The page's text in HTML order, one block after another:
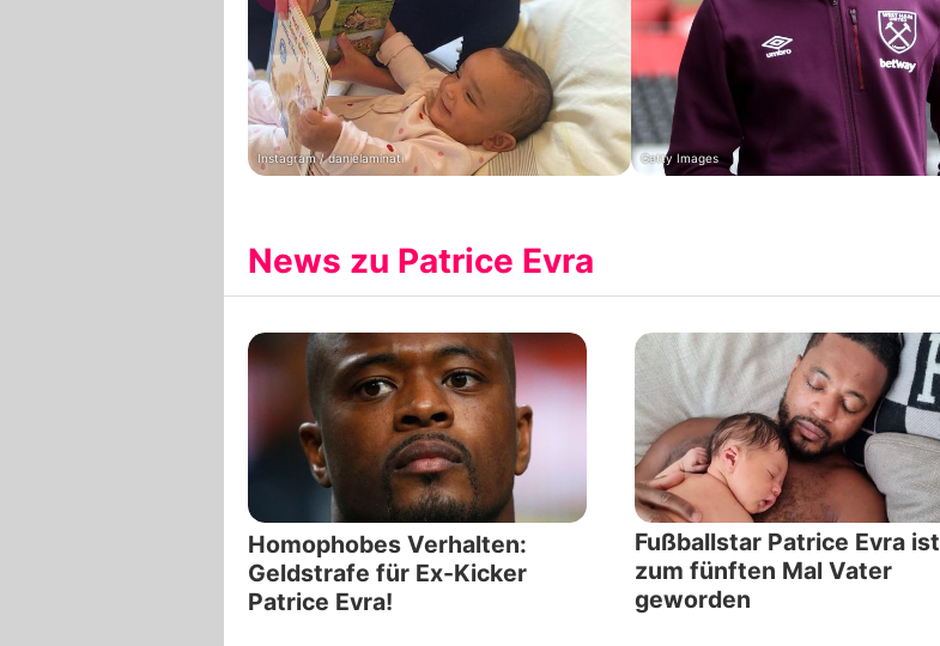
Instagram / danielaminati Getty Images
News zu Patrice Evra
Homophobes Verhalten:
Geldstrafe für Ex-Kicker
Patrice Evra!
Fußballstar Patrice Evra ist
zum fünften Mal Vater
geworden